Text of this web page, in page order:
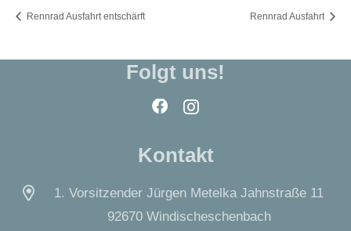
Rennrad Ausfahrt entschärft Rennrad Ausfahrt
Folgt uns!
Kontakt
1. Vorsitzender Jürgen Metelka Jahnstraße 11
92670 Windischeschenbach